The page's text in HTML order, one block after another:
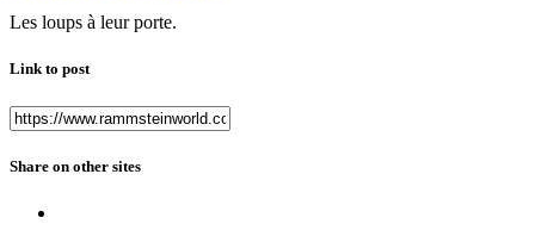
Les loups à leur porte.
Link to post
Share on other sites